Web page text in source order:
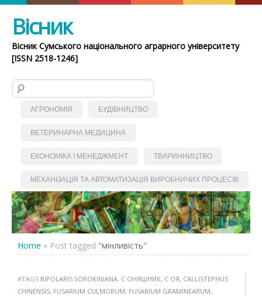
Вісник
Вісник Сумського національного аграрного університету
[ISSN 2518-1246]
Пошук:
АГРОНОМІЯ БУДІВНИЦТВО
ВЕТЕРИНАРНА МЕДИЦИНА
ЕКОНОМІКА І МЕНЕДЖМЕНТ ТВАРИННИЦТВО
МЕХАНІЗАЦІЯ ТА АВТОМАТИЗАЦІЯ ВИРОБНИЧИХ ПРОЦЕСІВ
Home » Post tagged "мінливість"
#TAGS BIPOLARIS SOROKINIANA, C ОНЯШНИК, C ОЯ, CALLISTEPHUS
CHINENSIS, FUSARIUM CULMORUM, FUSARIUM GRAMINEARUM,